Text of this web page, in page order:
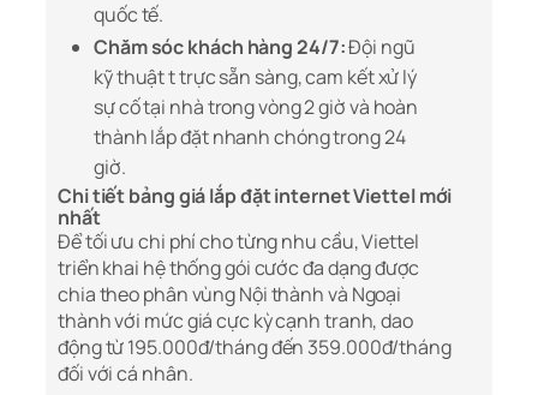
quốc tế.
Chăm sóc khách hàng 24/7:Đội ngũ
kỹ thuật t trực sẵn sàng, cam kết xử lý
sự cố tại nhà trong vòng 2 giờ và hoàn
thành lắp đặt nhanh chóng trong 24
giờ.
Chi tiết bảng giá lắp đặt internet Viettel mới
nhất
Để tối ưu chi phí cho từng nhu cầu, Viettel
triển khai hệ thống gói cước đa dạng được
chia theo phân vùng Nội thành và Ngoại
thành với mức giá cực kỳ cạnh tranh, dao
động từ 195.000đ/tháng đến 359.000đ/tháng
đối với cá nhân.